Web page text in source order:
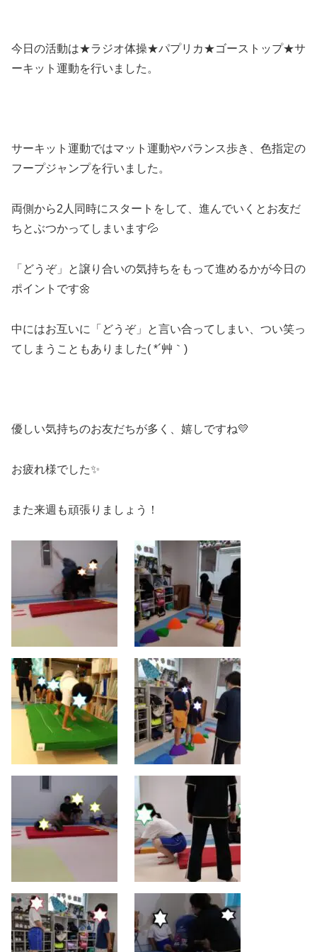
今日の活動は★ラジオ体操★パプリカ★ゴーストップ★サ
ーキット運動を行いました。
サーキット運動ではマット運動やバランス歩き、色指定の
フープジャンプを行いました。
両側から2人同時にスタートをして、進んでいくとお友だ
ちとぶつかってしまいます💦
「どうぞ」と譲り合いの気持ちをもって進めるかが今日の
ポイントです🌼
中にはお互いに「どうぞ」と言い合ってしまい、つい笑っ
てしまうこともありました( *´艸｀)
優しい気持ちのお友だちが多く、嬉しですね💛
お疲れ様でした✨
また来週も頑張りましょう！